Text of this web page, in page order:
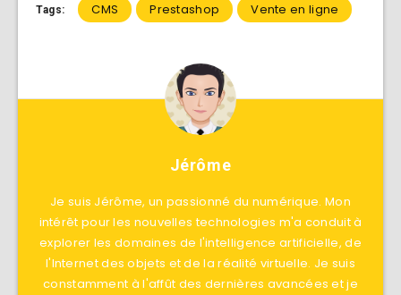
Tags: CMS Prestashop Vente en ligne
Jérôme
Je suis Jérôme, un passionné du numérique. Mon
intérêt pour les nouvelles technologies m'a conduit à
explorer les domaines de l'intelligence artificielle, de
l'Internet des objets et de la réalité virtuelle. Je suis
constamment à l'affût des dernières avancées et je